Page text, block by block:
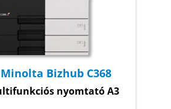
Bizhub C368
nyomtató A3